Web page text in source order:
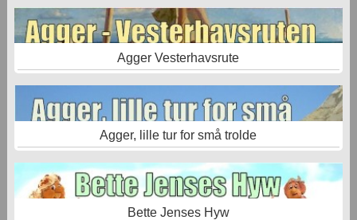
Agger Vesterhavsrute
Agger, lille tur for små trolde
Bette Jenses Hyw